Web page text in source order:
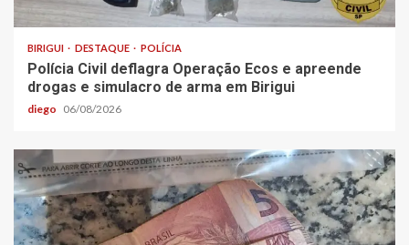
BIRIGUI DESTAQUE POLÍCIA
Polícia Civil deflagra Operação Ecos e apreende
drogas e simulacro de arma em Birigui
diego 06/08/2026